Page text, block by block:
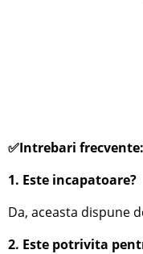
✅Intrebari frecvente:
1. Este incapatoare?
Da, aceasta dispune
2. Este potrivita